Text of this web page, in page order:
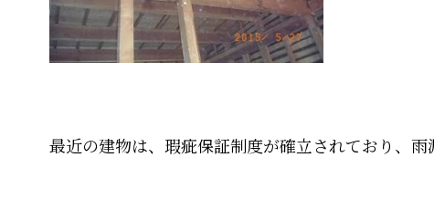
最近の建物は、瑕疵保証制度が確立されており、雨